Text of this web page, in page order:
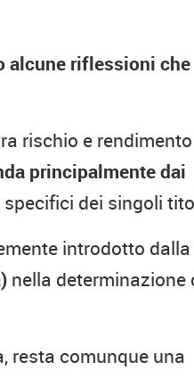
alcune riflessioni che
rischio e
principalmente dai
dei singoli
introdotto dalla
nella determinazione
resta comunque una